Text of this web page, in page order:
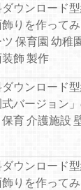
ウンロード
りを作って
ツ 保育園 幼稚
飾 製作
ウンロード
バージョン
育 介護施設
ウンロード
りを作って